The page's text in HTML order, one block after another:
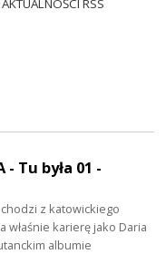
- Tu była 01 -
z katowickiego
właśnie karierę jako Daria
albumie